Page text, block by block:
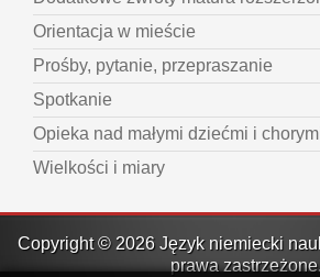
Orientacja w mieście
Prośby, pytanie, przepraszanie
Spotkanie
Opieka nad małymi dziećmi i
Wielkości i miary
Copyright © 2026 Język niemiecki
prawa